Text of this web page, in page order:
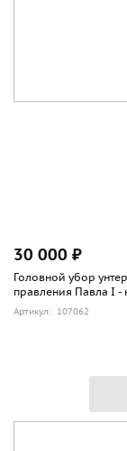
30 000 ₽
Головной убор
правления Павла I -
Артикул: 107062